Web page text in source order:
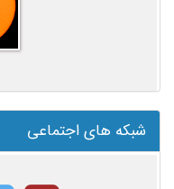
شبکه های اجتماعی